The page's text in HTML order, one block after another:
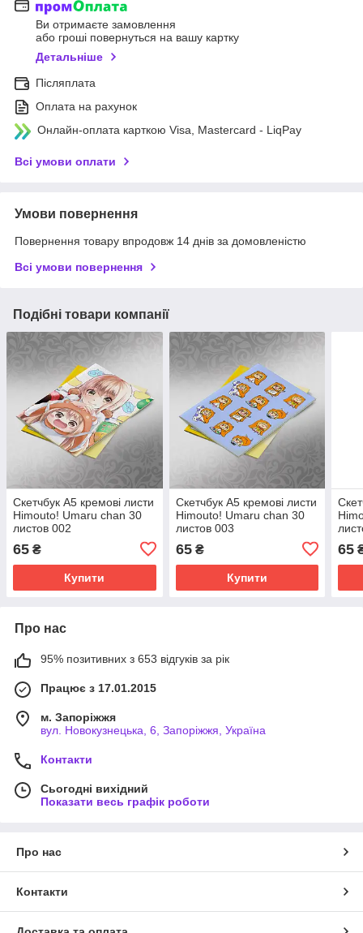
Ви отримаєте замовлення
або гроші повернуться на вашу картку
Детальніше
Післяплата
Оплата на рахунок
Онлайн-оплата карткою Visa, Mastercard - LiqPay
Всі умови оплати
Умови повернення
Повернення товару впродовж 14 днів за домовленістю
Всі умови повернення
Подібні товари компанії
Скетчбук А5 кремові листи
Himouto! Umaru chan 30
листов 002
65 ₴
Купити
Скетчбук А5 кремові листи
Himouto! Umaru chan 30
листов 003
65₴
Купити
65
Про нас
95% позитивних з 653 відгуків за рік
Працює з 17.01.2015
м. Запоріжжя
вул. Новокузнецька, 6, Запоріжжя, Україна
Контакти
Сьогодні вихідний
Показати весь графік роботи
Про нас
Контакти